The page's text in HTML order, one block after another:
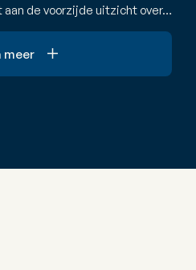
aan de voorzijde uitzicht over…
meer